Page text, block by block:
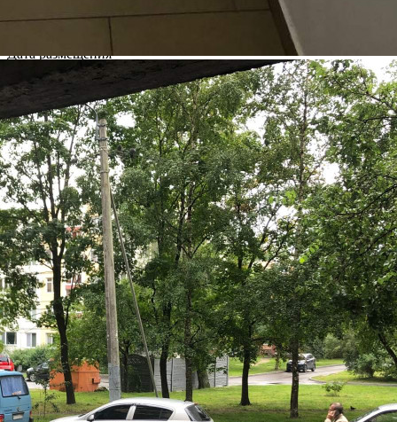
№ объявления
Дата размещения
10.03.2026
Город
Санкт-Петербург
Адрес
Бухарестская улица, д.23
Расположено
Отдельно стоящее здание
Этаж
1
Предлагается
Аренда
Желаемый / подходящий вид деятельности
Не указано
Назначение
Не указано
Размер площади (м2)
169
Цена за помещение
153 959 руб.
Цена за 1 кв. м
911 руб.
О помещении